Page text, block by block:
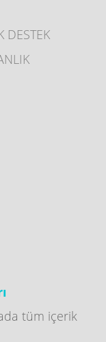
DESTEK
tüm içerik